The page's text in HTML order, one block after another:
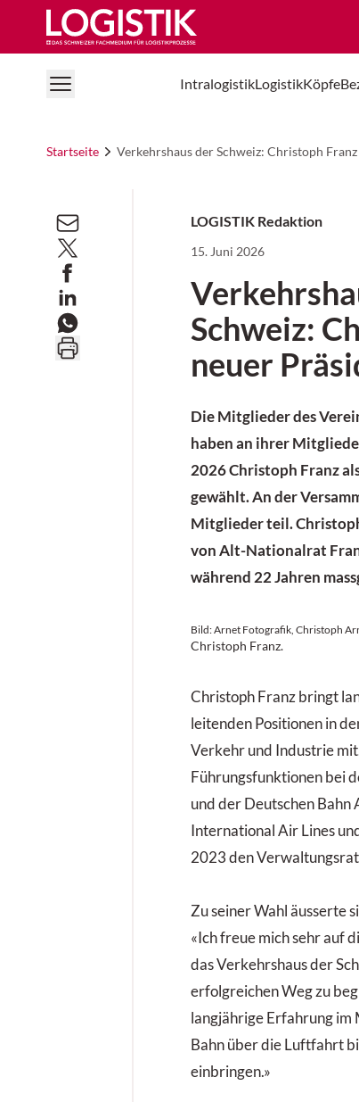
Logistik Online
IntralogistikLogistikKöpfe
Startseite Verkehrshaus der Schweiz: Christoph
LOGISTIK Redaktion
15. Juni 2026
Schweiz:
neuer
Die Mitglieder des
haben an ihrer
2026 Christoph Franz
gewählt. An der
Mitglieder teil.
von Alt-Nationalrat
während 22 Jahren
Bild: Arnet Fotografik, Christoph
Christoph Franz.
Christoph Franz bringt
leitenden Positionen in
Verkehr und Industrie
Führungsfunktionen bei
und der Deutschen Bahn
International Air Lines
2023 den
Zu seiner Wahl äusserte
«Ich freue mich sehr auf
das Verkehrshaus der
erfolgreichen Weg zu
langjährige Erfahrung
Bahn über die Luftfahrt
einbringen.»